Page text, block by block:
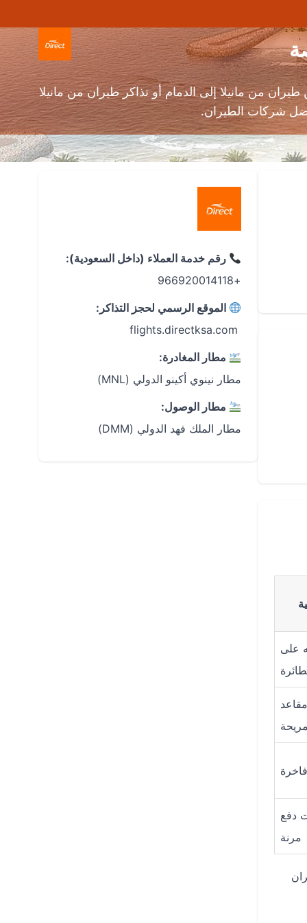
من مانيلا إلى الدمام أو تذاكر طيران من مانيلا
على
دفع
مرنة
رقم خدمة العملاء (داخل السعودية):
+966920014118
الموقع الرسمي لحجز التذاكر:
مطار المغادرة:
مطار نينوي أكينو الدولي (MNL)
مطار الوصول:
مطار الملك فهد الدولي (DMM)